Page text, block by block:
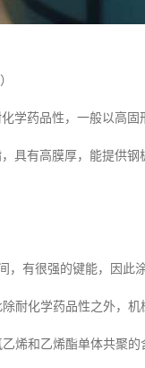
学药品性，一般以高
具有高膜厚，能提供
，有很强的键能，因
耐化学药品性之外，
烯和乙烯酯单体共聚